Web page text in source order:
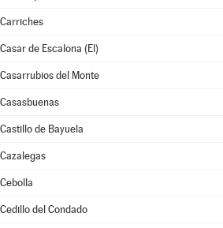
Carriches
Casar de Escalona (El)
Casarrubios del Monte
Casasbuenas
Castillo de Bayuela
Cazalegas
Cebolla
Cedillo del Condado